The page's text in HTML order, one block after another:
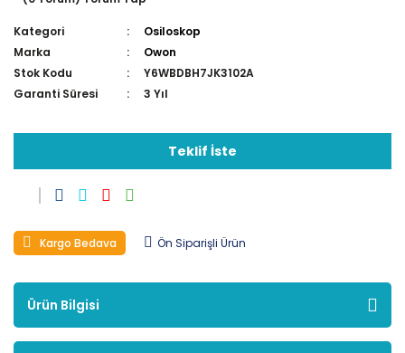
Kategori
Osiloskop
Marka
Owon
Stok Kodu
Y6WBDBH7JK3102A
Garanti Süresi
3 Yıl
Teklif İste
Kargo Bedava Ön Siparişli Ürün
Ürün Bilgisi